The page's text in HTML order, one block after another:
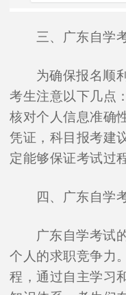
三、广东自学
为确保报名顺
考生注意以下几点
核对个人信息准确
凭证，科目报考建
定能够保证考试过
四、广东自学
广东自学考试
个人的求职竞争力
程，通过自主学习